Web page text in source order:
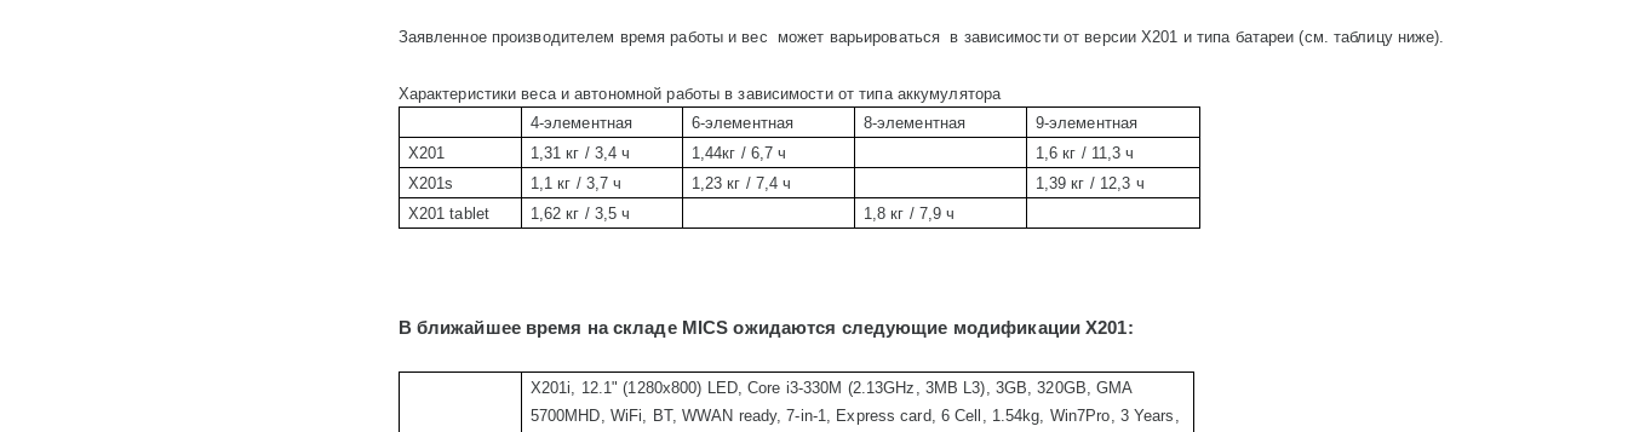
Заявленное производителем время работы и вес может варьироваться в зависимости от версииX201 и типа батареи (см. таблицу ниже).
Характеристики веса и автономной работы в зависимости от типа аккумулятора
4-элементная
6-элементная 8-элементная 9-элементная
X201
1,31 кг / 3,4 ч 1,44кг / 6,7 ч 1,6 кг / 11,3 ч
X201s
1,1 кг / 3,7 ч 1,23 кг / 7,4 ч 1,39 кг / 12,3 ч
X201tablet 1,62 кг / 3,5 ч 1,8 кг / 7,9 ч
В ближайшее время на складе MICS ожидаются следующие модификацииX201:
X201i, 12.1" (1280x800) LED, Core i3-330M (2.13GHz, 3MB L3), 3GB, 320GB, GMA
5700MHD, WiFi, BT, WWAN ready, 7-in-1, Express card, 6 Cell, 1.54kg, Win7Pro, 3 Years,